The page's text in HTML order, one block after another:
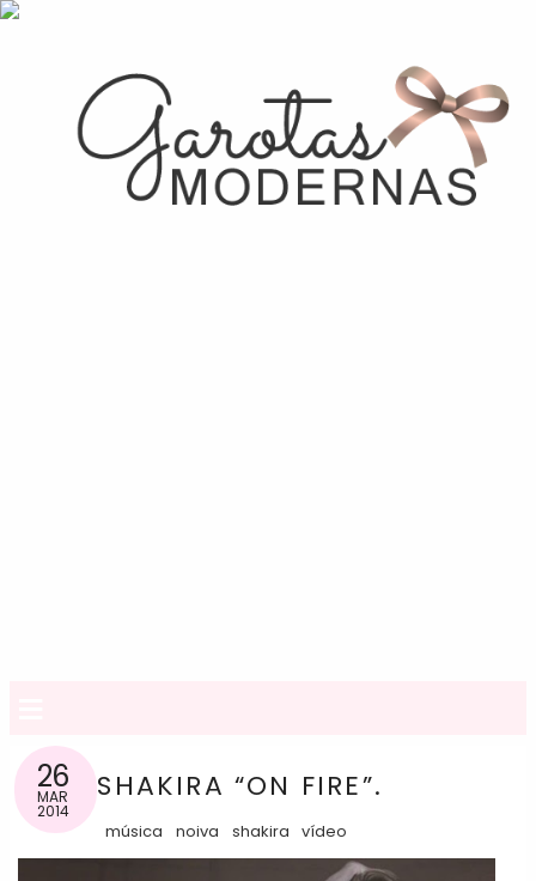
26
MAR
2014
SHAKIRA “ON FIRE”.
música noiva shakira vídeo